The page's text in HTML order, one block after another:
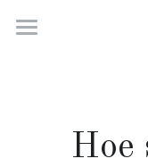
Wat nu met
Hoe